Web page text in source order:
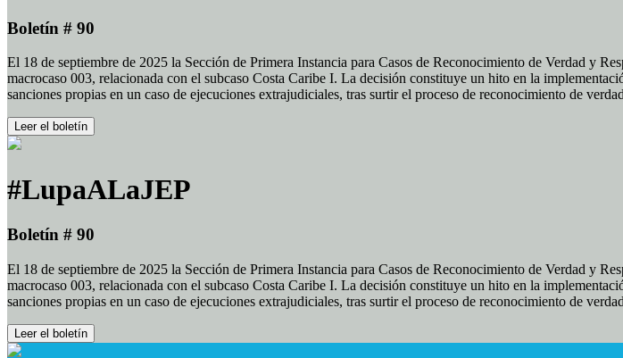
Boletín # 90
El 18 de septiembre de 2025 la Sección de Primera Instancia para Casos de Reconocimiento de Verdad y
macrocaso 003, relacionada con el subcaso Costa Caribe I. La decisión constituye un hito en la
sanciones propias en un caso de ejecuciones extrajudiciales, tras surtir el proceso de reconocimiento de
Leer el boletín
#LupaALaJEP
Boletín # 90
El 18 de septiembre de 2025 la Sección de Primera Instancia para Casos de Reconocimiento de Verdad y
macrocaso 003, relacionada con el subcaso Costa Caribe I. La decisión constituye un hito en la
sanciones propias en un caso de ejecuciones extrajudiciales, tras surtir el proceso de reconocimiento de
Leer el boletín